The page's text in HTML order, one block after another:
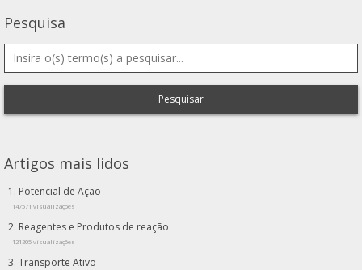
Pesquisa
Pesquisar
Artigos mais lidos
Potencial de Ação
147571 visualizações
Reagentes e Produtos de reação
121205 visualizações
Transporte Ativo